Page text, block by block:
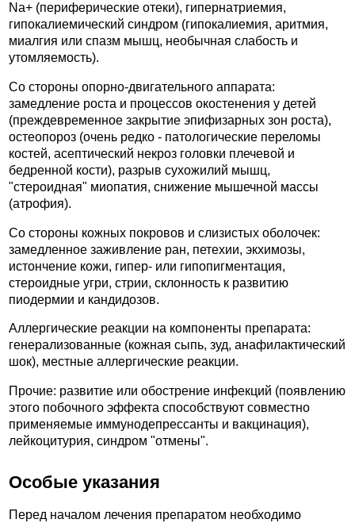
Na+ (периферические отеки), гипернатриемия,
гипокалиемический синдром (гипокалиемия, аритмия,
миалгия или спазм мышц, необычная слабость и
утомляемость).
Со стороны опорно-двигательного аппарата:
замедление роста и процессов окостенения у детей
(преждевременное закрытие эпифизарных зон роста),
остеопороз (очень редко - патологические переломы
костей, асептический некроз головки плечевой и
бедренной кости), разрыв сухожилий мышц,
"стероидная" миопатия, снижение мышечной массы
(атрофия).
Со стороны кожных покровов и слизистых оболочек:
замедленное заживление ран, петехии, экхимозы,
истончение кожи, гипер- или гипопигментация,
стероидные угри, стрии, склонность к развитию
пиодермии и кандидозов.
Аллергические реакции на компоненты препарата:
генерализованные (кожная сыпь, зуд, анафилактический
шок), местные аллергические реакции.
Прочие: развитие или обострение инфекций (появлению
этого побочного эффекта способствуют совместно
применяемые иммунодепрессанты и вакцинация),
лейкоцитурия, синдром "отмены".
Особые указания
Перед началом лечения препаратом необходимо